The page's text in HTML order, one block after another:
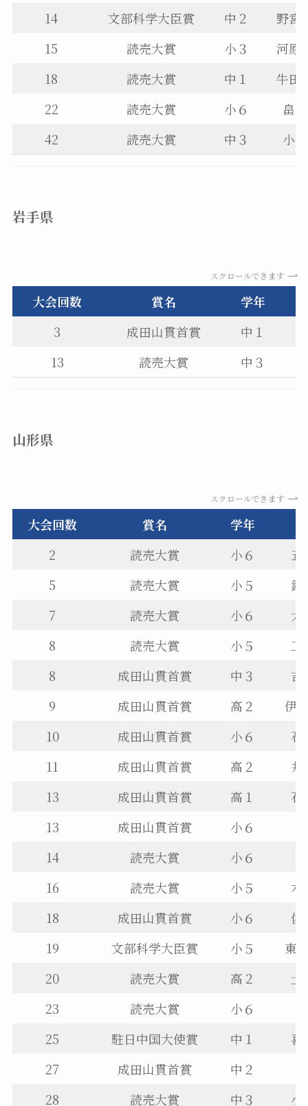
14
文部科学大臣賞 中２
野宮
15
読売大賞 小３
河原
18
読売大賞 中１
牛田
22
読売大賞 小６
畠
42
読売大賞 中３ 小
岩手県
スクロールできます
大会回数 賞名
学年
3
成田山貫首賞
中１
13
読売大賞 中３
山形県
スクロールできます
大会回数 賞名 学年
2
読売大賞 小６
五
5
読売大賞 小５
鈴
7
読売大賞 小６
大
8
読売大賞 小５
工
8
成田山貫首賞 中３
吉
9
成田山貫首賞 高２
伊
10
成田山貫首賞 小６
石
11
成田山貫首賞 高２
井
13
成田山貫首賞 高１
石
13
成田山貫首賞 小６
14
読売大賞 小６
16
読売大賞 小５
木
18
成田山貫首賞 小６
佐
19
文部科学大臣賞 小５
東
20
読売大賞 高２
土
23
読売大賞 小６
25
駐日中国大使賞 中１
喜
27
成田山貫首賞 中２
28
読売大賞 中３ 小